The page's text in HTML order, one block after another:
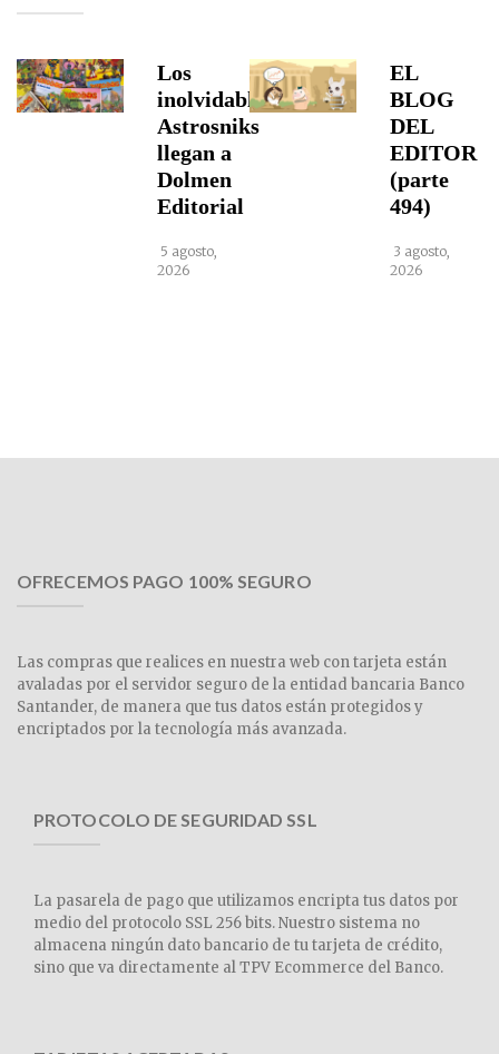
Los
inolvidables
Astrosniks
llegan a
Dolmen
Editorial
5 agosto,
2026
EL
BLOG
DEL
EDITOR
(parte
494)
3 agosto,
2026
OFRECEMOS PAGO 100% SEGURO
Las compras que realices en nuestra web con tarjeta están
avaladas por el servidor seguro de la entidad bancaria Banco
Santander, de manera que tus datos están protegidos y
encriptados por la tecnología más avanzada.
PROTOCOLO DE SEGURIDAD SSL
La pasarela de pago que utilizamos encripta tus datos por
medio del protocolo SSL 256 bits. Nuestro sistema no
almacena ningún dato bancario de tu tarjeta de crédito,
sino que va directamente al TPV Ecommerce del Banco.